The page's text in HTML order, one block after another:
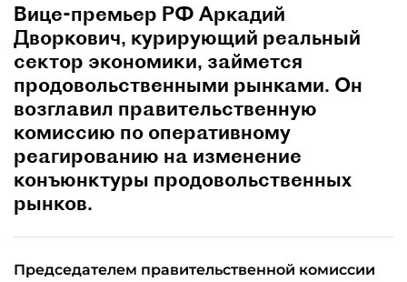
Вице-премьер РФ Аркадий
Дворкович, курирующий реальный
сектор экономики, займется
продовольственными рынками. Он
возглавил правительственную
комиссию по оперативному
реагированию на изменение
конъюнктуры продовольственных
рынков.
Председателем правительственной комиссии